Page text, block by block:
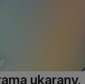
ukarany.